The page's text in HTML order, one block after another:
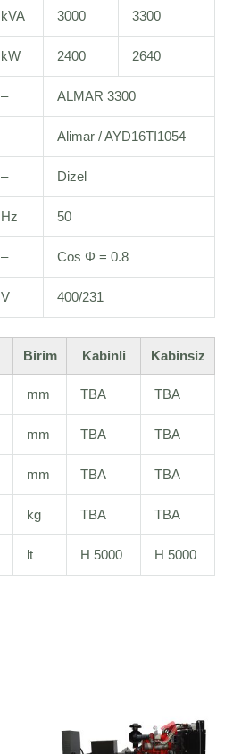
kVA 3000 3300
kW 2400 2640
– ALMAR 3300
– Alimar / AYD16TI1054
– Dizel
Hz 50
– Cos Φ = 0.8
V 400/231
Birim Kabinli Kabinsiz
mm TBA TBA
mm TBA TBA
mm TBA TBA
kg TBA TBA
lt H 5000 H 5000